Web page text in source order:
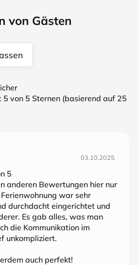
von Gästen
5 von 5 Sternen (basierend auf 25
03.10.2025
5
anderen Bewertungen hier nur
war sehr
durchdacht eingerichtet und
Es gab alles, was man
die Kommunikation im
unkompliziert.
auch perfekt!